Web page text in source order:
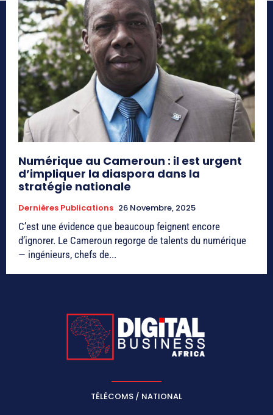
Numérique au Cameroun : il est urgent
d’impliquer la diaspora dans la
stratégie nationale
Dernières Publications 26 Novembre, 2025
C’est une évidence que beaucoup feignent encore
d’ignorer. Le Cameroun regorge de talents du numérique
— ingénieurs, chefs de...
TÉLÉCOMS / NATIONAL